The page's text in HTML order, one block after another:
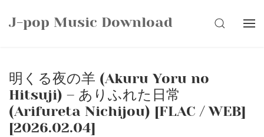
J-pop Music Download SEARCH
明くる夜の羊 (Akuru Yoru no
Hitsuji) – ありふれた日常
(Arifureta Nichijou) [FLAC / WEB]
[2026.02.04]